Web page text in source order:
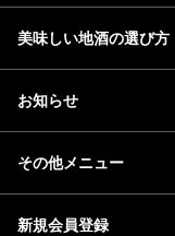
美味しい地酒の選び方
お知らせ
その他メニュー
新規会員登録